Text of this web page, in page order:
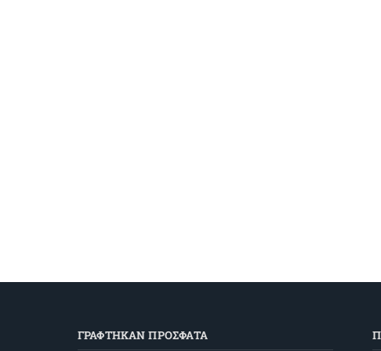
ΓΡΑΦΤΗΚΑΝ ΠΡΟΣΦΑΤΑ